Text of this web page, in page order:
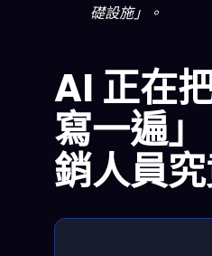
礎設施」。
AI 正在
寫一遍
銷人員